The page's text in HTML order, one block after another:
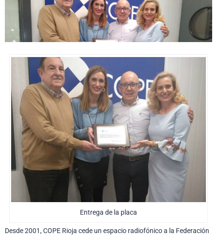
Entrega de la placa
Desde 2001, COPE Rioja cede un espacio radiofónico a la Federación